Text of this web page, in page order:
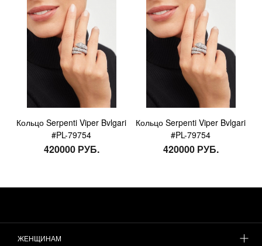
Кольцо Serpenti Viper Bvlgari
#PL-79754
420000 РУБ.
Кольцо Serpenti Viper Bvlgari
#PL-79754
420000 РУБ.
ЖЕНЩИНАМ